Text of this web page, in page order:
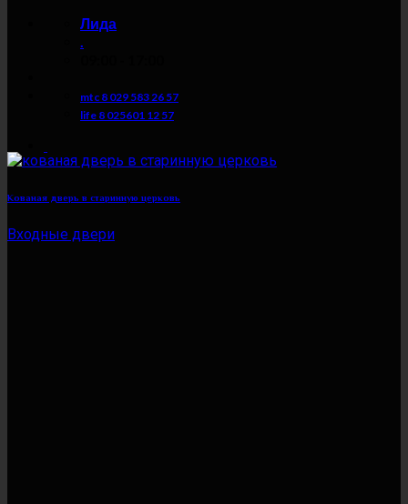
Лида
.
mtc 8 029 583 26 57
life 8 025601 12 57
Кованая дверь в старинную церковь
Входные двери